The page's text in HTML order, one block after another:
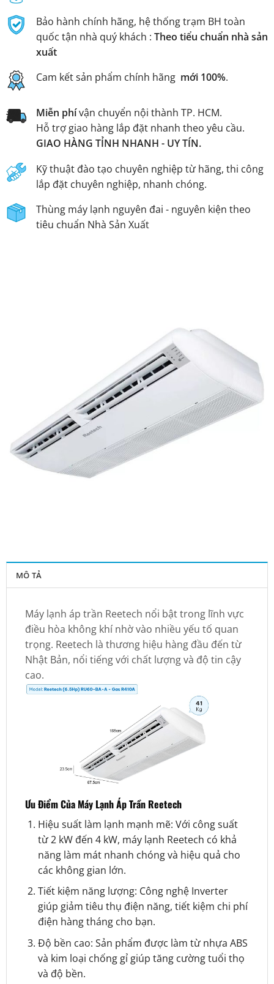
MÔ TẢ
Máy lạnh áp trần Reetech nổi bật trong lĩnh vực
điều hòa không khí nhờ vào nhiều yếu tố quan
trọng. Reetech là thương hiệu hàng đầu đến từ
Nhật Bản, nổi tiếng với chất lượng và độ tin cậy
cao.
Ưu Điểm Của Máy Lạnh Áp Trần Reetech
Hiệu suất làm lạnh mạnh mẽ: Với công suất
từ 2 kW đến 4 kW, máy lạnh Reetech có khả
năng làm mát nhanh chóng và hiệu quả cho
các không gian lớn.
Tiết kiệm năng lượng: Công nghệ Inverter
giúp giảm tiêu thụ điện năng, tiết kiệm chi phí
điện hàng tháng cho bạn.
Độ bền cao: Sản phẩm được làm từ nhựa ABS
và kim loại chống gỉ giúp tăng cường tuổi thọ
và độ bền.
Bảo hành chính hãng, hệ thống trạm BH toàn
quốc tận nhà quý khách : Theo tiểu chuẩn nhà sản
xuất
Cam kết sản phẩm chính hãng mới 100%.
Miễn phívận chuyển nội thành TP. HCM.
Hỗ trợ giao hàng lắp đặt nhanh theo yêu cầu.
GIAO HÀNG TỈNH NHANH - UY TÍN.
Kỹ thuật đào tạo chuyên nghiệp từ hãng, thi công
lắp đặt chuyên nghiệp, nhanh chóng.
Thùng máy lạnh nguyên đai - nguyên kiện theo
tiêu chuẩn Nhà Sản Xuất